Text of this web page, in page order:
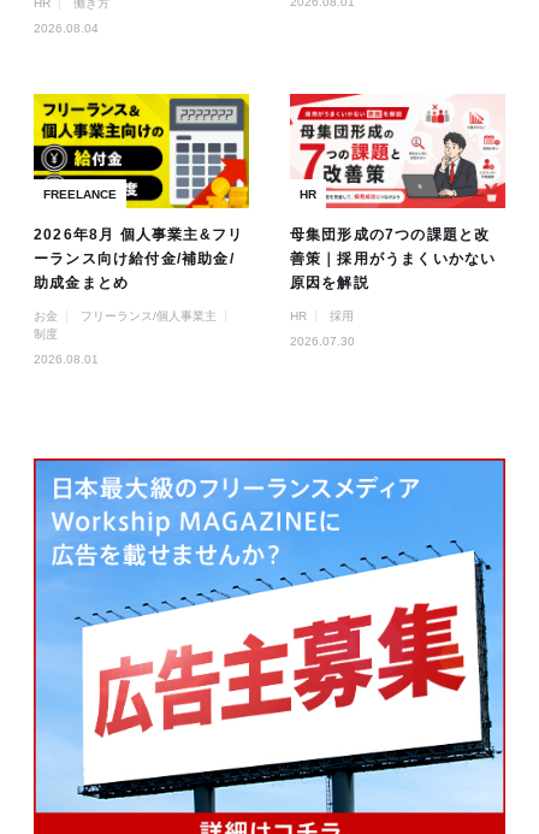
2026.08.04
FREELANCE
2026年8月 個人事業主&フリ
ーランス向け給付金/補助金/
助成金まとめ
お金
フリーランス/個人事業主
制度
2026.08.01
HR
母集団形成の7つの課題と改
善策｜採用がうまくいかない
原因を解説
HR
採用
2026.07.30